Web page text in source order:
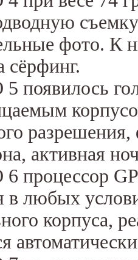
фото. К
сёрфинг.
появилось
активная
6 процессор
в любых
корпуса,